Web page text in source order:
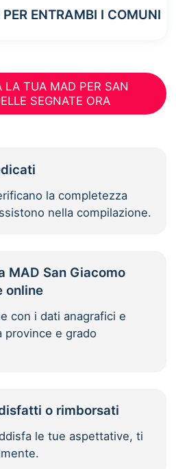
ENTRAMBI I COMUNI
LA TUA MAD PER SAN
SEGNATE ORA
la completezza
nella compilazione.
MAD San Giacomo
online
con i dati anagrafici e
province e grado
o rimborsati
le tue aspettative, ti